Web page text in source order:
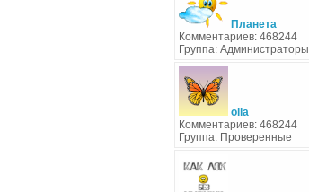
Планета
Комментариев: 468244
Группа: Администраторы
olia
Комментариев: 468244
Группа: Проверенные